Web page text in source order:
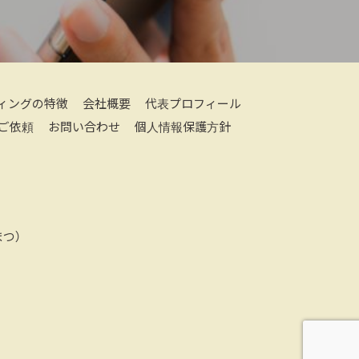
ングの特徴 会社概要
代表プロフィール
依頼
お問い合わせ 個人情報保護方針
）